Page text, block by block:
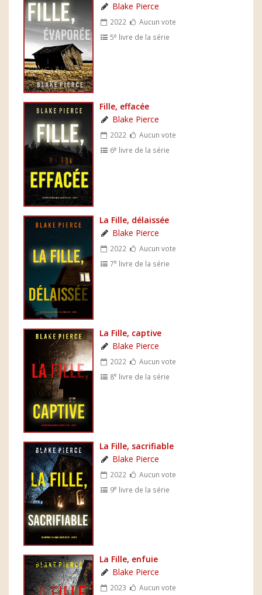
Blake Pierce
2022
Aucun vote
5e livre de la série
Fille, effacée
Blake Pierce
2022
Aucun vote
6e livre de la série
La Fille, délaissée
Blake Pierce
2022
Aucun vote
7e livre de la série
La Fille, captive
Blake Pierce
2022
Aucun vote
8e livre de la série
La Fille, sacrifiable
Blake Pierce
2022
Aucun vote
9e livre de la série
La Fille, enfuie
Blake Pierce
2023
Aucun vote